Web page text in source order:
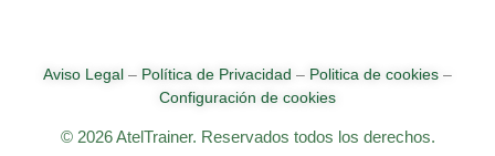
Aviso Legal – Política de Privacidad – Politica de cookies –
Configuración de cookies
© 2026 AtelTrainer. Reservados todos los derechos.